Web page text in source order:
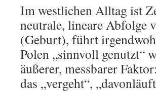
Im westlichen Alltag ist
neutrale, lineare Abfolge
(Geburt), führt
Polen „sinnvoll genutzt“
äußerer, messbarer
das „vergeht“,